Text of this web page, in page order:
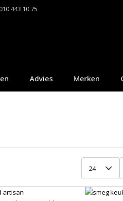
443 10 75
Advies Merken
24